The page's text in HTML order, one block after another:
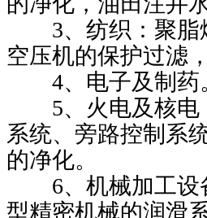
3、纺织：聚
空压机的保护过滤
4、电子及制药
5、火电及核
系统、旁路控制系
的净化。
6、机械加工
型精密机械的润滑